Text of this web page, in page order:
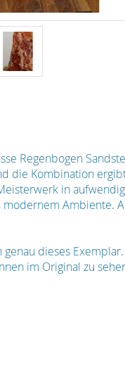
Regenbogen
die Kombination
in
Ambiente.
genau dieses
im Original zu